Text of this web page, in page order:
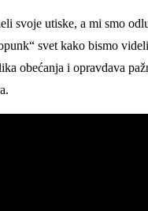
svoje utiske, a mi smo
svet kako bismo
obećanja i opravdava